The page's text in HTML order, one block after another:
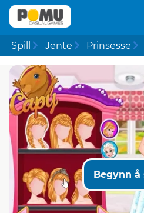
Spill Jente Prinsesse
Begynn å